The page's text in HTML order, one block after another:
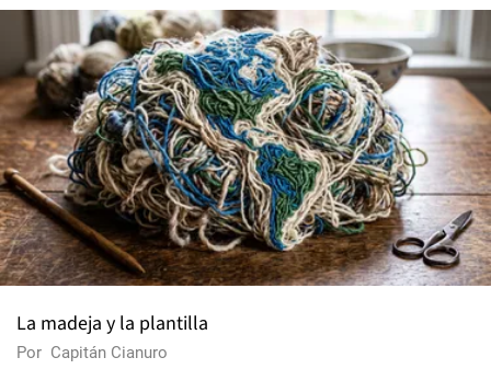
La madeja y la plantilla
Por Capitán Cianuro